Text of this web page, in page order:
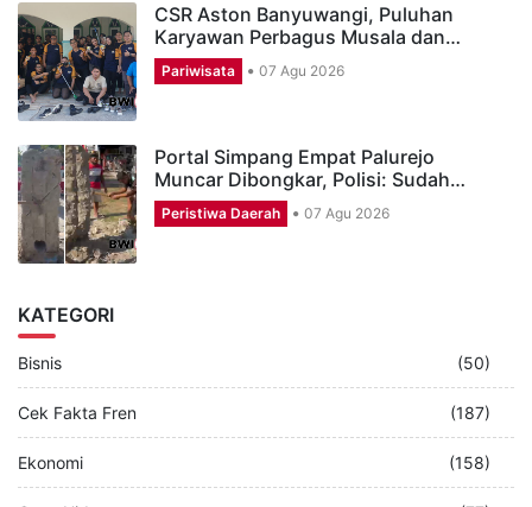
CSR Aston Banyuwangi, Puluhan
Karyawan Perbagus Musala dan…
Pariwisata 07 Agu 2026
Portal Simpang Empat Palurejo
Muncar Dibongkar, Polisi: Sudah…
Peristiwa Daerah 07 Agu 2026
KATEGORI
Bisnis (50)
Cek Fakta Fren (187)
Ekonomi (158)